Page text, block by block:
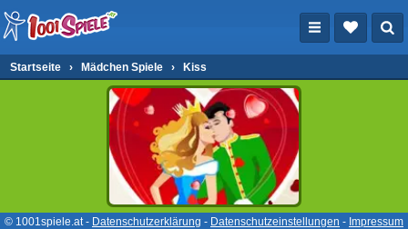
Startseite › Mädchen Spiele › Kiss
© 1001spiele.at - Datenschutzerklärung - Datenschutzeinstellungen - Impressum